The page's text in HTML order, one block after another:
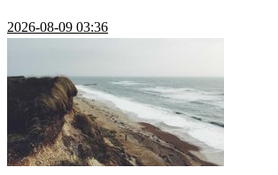
2026-08-09 03:36